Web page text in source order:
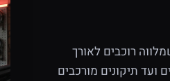
רוכבים לאורך
ועד תיקונים מורכבים